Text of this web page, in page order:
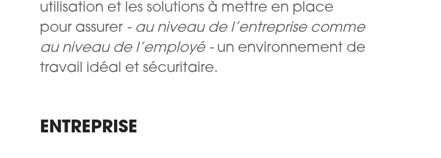
utilisation et les solutions à mettre en place
pour assurer - au niveau de l’entreprise comme
au niveau de l’employé -un environnement de
travail idéal et sécuritaire.
ENTREPRISE